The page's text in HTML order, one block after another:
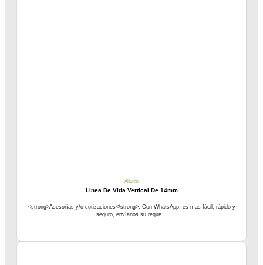
Alturas
Linea De Vida Vertical De 14mm
<strong>Asesorías y/o cotizaciones</strong>: Con WhatsApp, es mas fácil, rápido y
seguro, envíanos su reque...